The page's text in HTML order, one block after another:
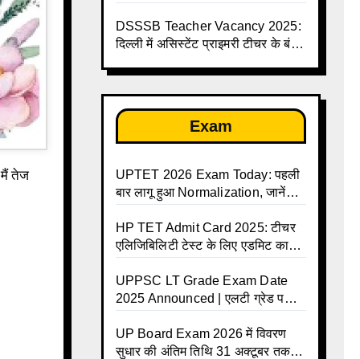
तक
DSSSB Teacher Vacancy 2025:
दिल्ली में असिस्टेंट प्राइमरी टीचर के बंपर
Exam
UPTET 2026 Exam Today: पहली
बार लागू हुआ Normalization, जानें
क्या होगा फायदा
HP TET Admit Card 2025: टीचर
एलिजिबिलिटी टेस्ट के लिए एडमिट कार्ड
UPPSC LT Grade Exam Date
2025 Announced | एलटी ग्रेड परीक्षा
जानिए पूरा टाइम टेबल
UP Board Exam 2026 में विवरण
सुधार की अंतिम तिथि 31 अक्टूबर तक